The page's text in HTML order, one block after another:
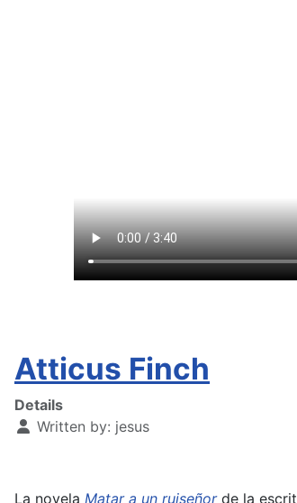
Atticus Finch
Details
Written by: jesus
La novela Matar a un ruiseñorde la